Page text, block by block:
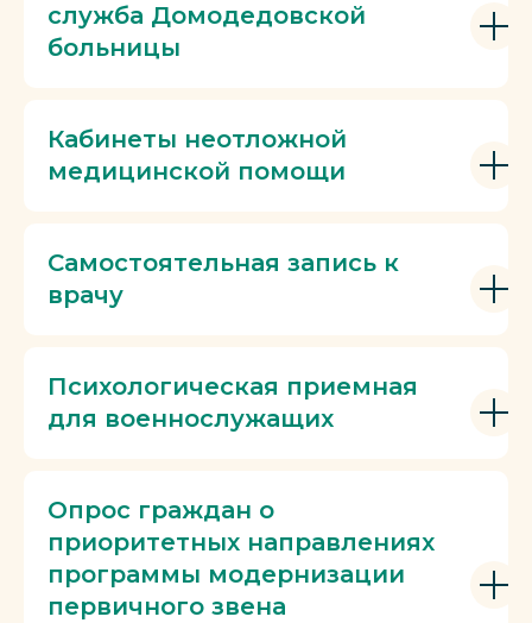
служба Домодедовской
больницы
Кабинеты неотложной
медицинской помощи
Самостоятельная запись к
врачу
Психологическая приемная
для военнослужащих
Опрос граждан о
приоритетных направлениях
программы модернизации
первичного звена